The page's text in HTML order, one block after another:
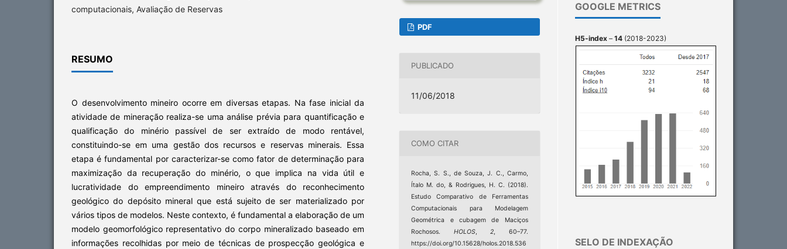
computacionais, Avaliação de Reservas
RESUMO
O desenvolvimento mineiro ocorre em diversas etapas. Na fase inicial da
atividade de mineração realiza-se uma análise prévia para quantificação e
qualificação do minério passível de ser extraído de modo rentável,
constituindo-se em uma gestão dos recursos e reservas minerais. Essa
etapa é fundamental por caracterizar-se como fator de determinação para
maximização da recuperação do minério, o que implica na vida útil e
lucratividade do empreendimento mineiro através do reconhecimento
geológico do depósito mineral que está sujeito de ser materializado por
vários tipos de modelos. Neste contexto, é fundamental a elaboração de um
modelo geomorfológico representativo do corpo mineralizado baseado em
informações recolhidas por meio de técnicas de prospecção geológica e
PDF
PUBLICADO
11/06/2018
COMO CITAR
Rocha, S. S., de Souza, J. C., Carmo,
Ítalo M. do, & Rodrigues, H. C. (2018).
Estudo Comparativo de Ferramentas
Computacionais para Modelagem
Geométrica e cubagem de Maciços
Rochosos. HOLOS, 2 , 60–77.
https://doi.org/10.15628/holos.2018.536
GOOGLE METRICS
H5-index – 14 (2018-2023)
SELO DE INDEXAÇÃO